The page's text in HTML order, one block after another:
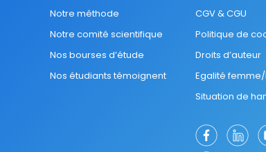
Notre méthode
Notre comité scientifique
Nos bourses d’étude
Nos étudiants témoignent
CGV & CGU
Politique de
Droits d’auteur
Egalité
Situation de